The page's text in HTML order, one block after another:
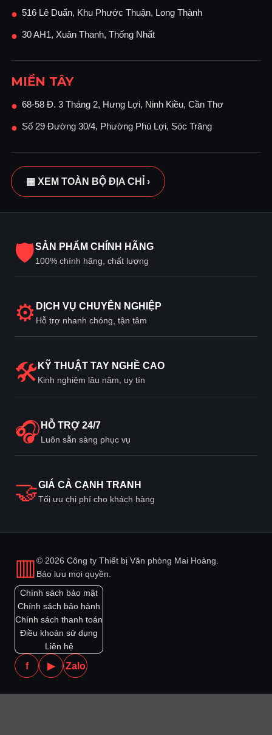
● 516 Lê Duẩn, Khu Phước Thuận, Long Thành
● 30 AH1, Xuân Thanh, Thống Nhất
MIỀN TÂY
● 68-58 Đ. 3 Tháng 2, Hưng Lợi, Ninh Kiều, Cần Thơ
● Số 29 Đường 30/4, Phường Phú Lợi, Sóc Trăng
▦ XEM TOÀN BỘ ĐỊA CHỈ ›
🛡SẢN PHẨM CHÍNH HÃNG
100% chính hãng, chất lượng
⚙ DỊCH VỤ CHUYÊN NGHIỆP
Hỗ trợ nhanh chóng, tận tâm
🛠 KỸ THUẬT TAY NGHỀ CAO
Kinh nghiệm lâu năm, uy tín
🎧 HỖ TRỢ 24/7
Luôn sẵn sàng phục vụ
🤝GIÁ CẢ CẠNH TRANH
Tối ưu chi phí cho khách hàng
▥© 2026 Công ty Thiết bị Văn phòng Mai Hoàng.
Bảo lưu mọi quyền.
Chính sách bảo mật
Chính sách bảo hành
Chính sách thanh toán
Điều khoản sử dụng
Liên hệ
f ▶ Zalo